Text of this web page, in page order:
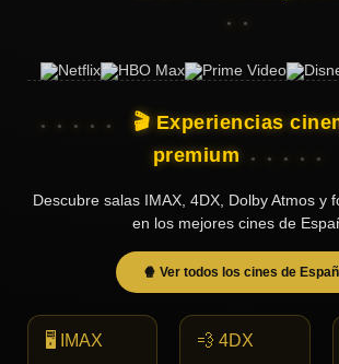
🎬 Experiencias
premium
Descubre salas IMAX, 4DX, Dolby Atmos y
en los mejores cines de
🍿 Ver todos los cines de
🖥️ IMAX 💨 4DX